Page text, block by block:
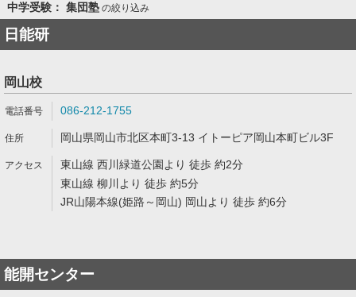
中学受験： 集団塾の絞り込み
日能研
岡山校
086-212-1755
岡山県岡山市北区本町3-13 イトーピア岡山本町ビル3F
東山線 西川緑道公園より 徒歩 約2分
東山線 柳川より 徒歩 約5分
JR山陽本線(姫路～岡山) 岡山より 徒歩 約6分
能開センター